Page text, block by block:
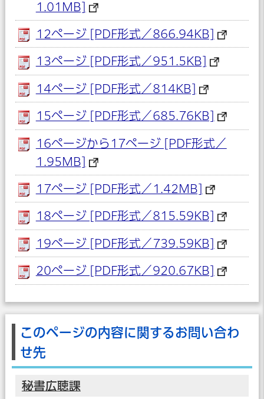
1.01MB]
12ページ [PDF形式／866.94KB]
13ページ [PDF形式／951.5KB]
14ページ [PDF形式／814KB]
15ページ [PDF形式／685.76KB]
16ページから17ページ [PDF形式／
1.95MB]
17ページ [PDF形式／1.42MB]
18ページ [PDF形式／815.59KB]
19ページ [PDF形式／739.59KB]
20ページ [PDF形式／920.67KB]
このページの内容に関するお問い合わ
せ先
秘書広聴課